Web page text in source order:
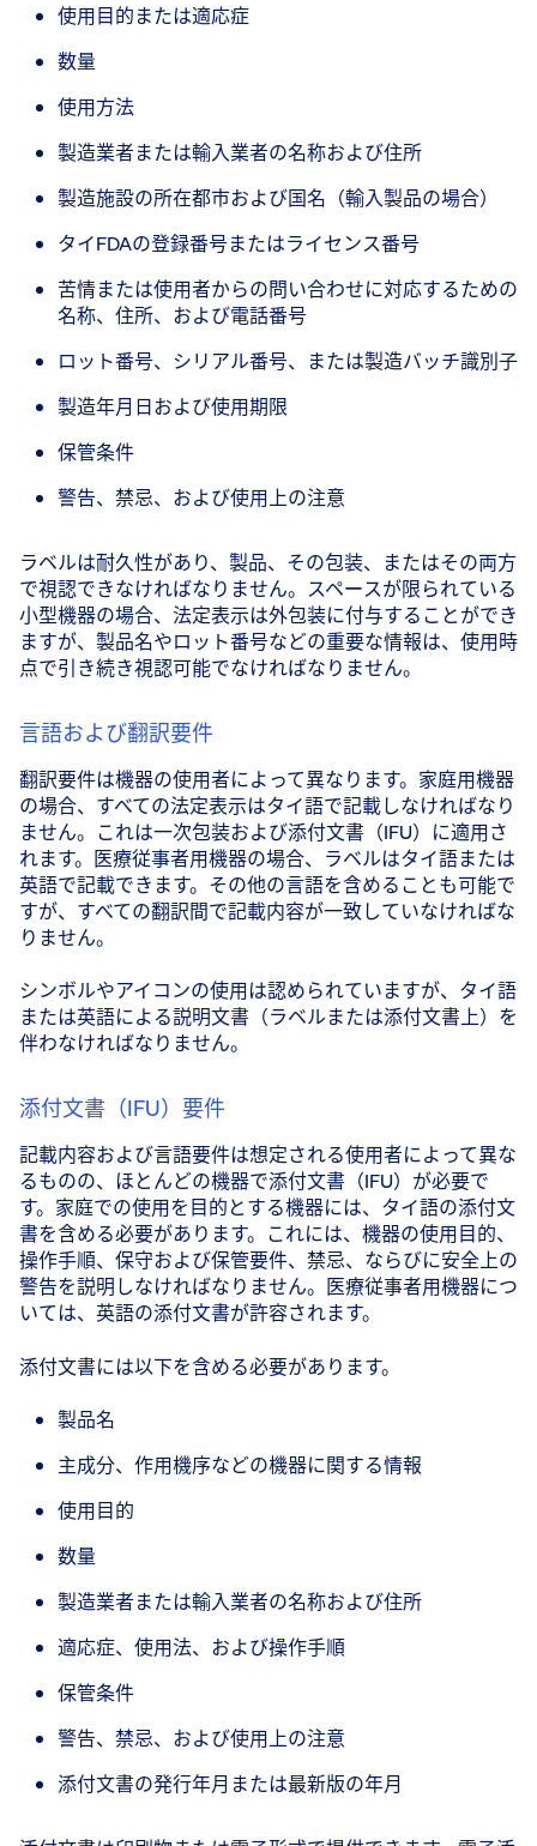
使用目的または適応症
数量
使用方法
製造業者または輸入業者の名称および住所
製造施設の所在都市および国名（輸入製品の場合）
タイFDAの登録番号またはライセンス番号
苦情または使用者からの問い合わせに対応するための
名称、住所、および電話番号
ロット番号、シリアル番号、または製造バッチ識別子
製造年月日および使用期限
保管条件
警告、禁忌、および使用上の注意
ラベルは耐久性があり、製品、その包装、またはその両方
で視認できなければなりません。スペースが限られている
小型機器の場合、法定表示は外包装に付与することができ
ますが、製品名やロット番号などの重要な情報は、使用時
点で引き続き視認可能でなければなりません。
言語および翻訳要件
翻訳要件は機器の使用者によって異なります。家庭用機器
の場合、すべての法定表示はタイ語で記載しなければなり
ません。これは一次包装および添付文書（IFU）に適用さ
れます。医療従事者用機器の場合、ラベルはタイ語または
英語で記載できます。その他の言語を含めることも可能で
すが、すべての翻訳間で記載内容が一致していなければな
りません。
シンボルやアイコンの使用は認められていますが、タイ語
または英語による説明文書（ラベルまたは添付文書上）を
伴わなければなりません。
添付文書（IFU）要件
記載内容および言語要件は想定される使用者によって異な
るものの、ほとんどの機器で添付文書（IFU）が必要で
す。家庭での使用を目的とする機器には、タイ語の添付文
書を含める必要があります。これには、機器の使用目的、
操作手順、保守および保管要件、禁忌、ならびに安全上の
警告を説明しなければなりません。医療従事者用機器につ
いては、英語の添付文書が許容されます。
添付文書には以下を含める必要があります。
製品名
主成分、作用機序などの機器に関する情報
使用目的
数量
製造業者または輸入業者の名称および住所
適応症、使用法、および操作手順
保管条件
警告、禁忌、および使用上の注意
添付文書の発行年月または最新版の年月